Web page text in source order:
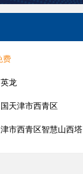
费
龙
天津市西青区
市西青区智慧山西塔